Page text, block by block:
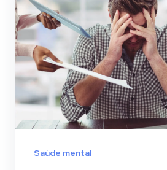
Saúde mental